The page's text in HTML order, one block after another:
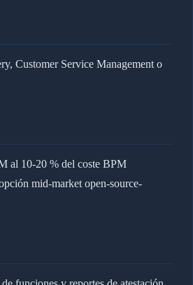
Customer Service Management o
al 10-20 % del coste BPM
mid-market open-source-